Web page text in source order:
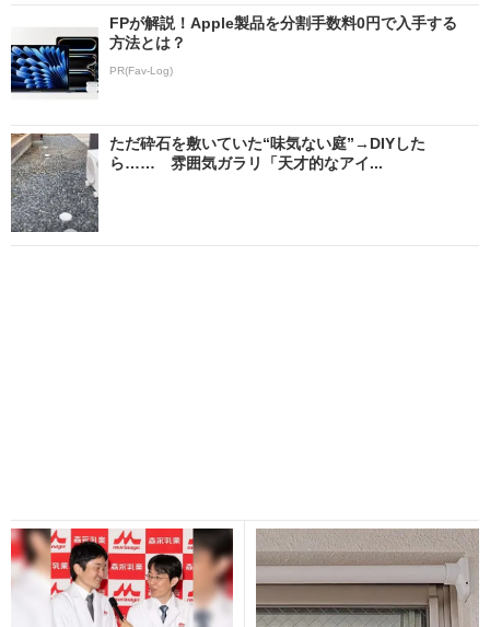
FPが解説！Apple製品を分割手数料0円で入手する
方法とは？
PR(Fav-Log)
ただ砕石を敷いていた“味気ない庭”→DIYした
ら…… 雰囲気ガラリ「天才的なアイ...